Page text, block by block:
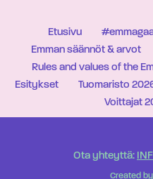
Etusivu
Emman säännöt & arvot
Rules and values of the
Esitykset
Tuomaristo
Voittajat
Ota yhteyttä:
Created by